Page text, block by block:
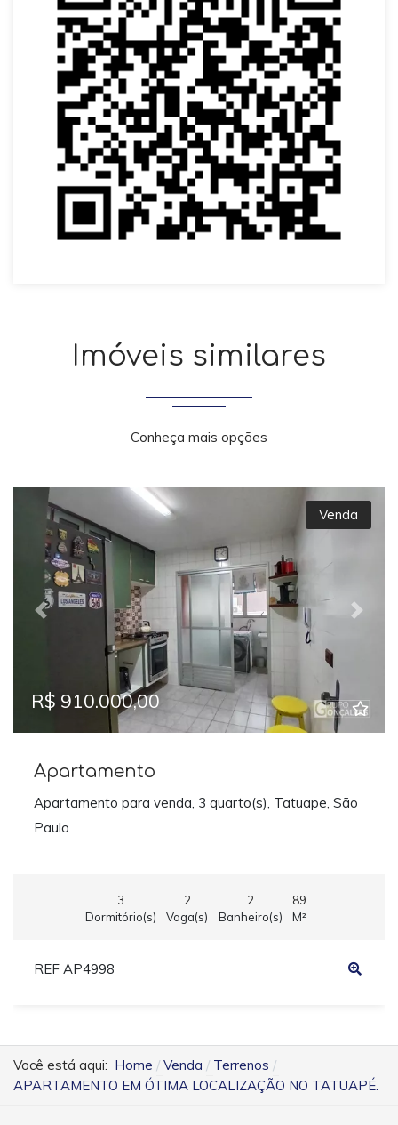
Imóveis similares
Conheça mais opções
Previous Next
Venda
R$ 910.000,00
Apartamento
Apartamento para venda, 3 quarto(s), Tatuape, São
Paulo
3
Dormitório(s)
2
Vaga(s)
2
Banheiro(s)
89
M²
REF AP4998
Você está aqui: Home Venda
Terrenos
APARTAMENTO EM ÓTIMA LOCALIZAÇÃO NO TATUAPÉ.